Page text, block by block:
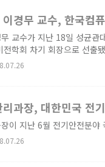
경무 교수, 한국컴
교수가 지난 18일 성균
전학회 차기 회장으로 선
과장, 대한민국 전
이 지난 6월 전기안전분